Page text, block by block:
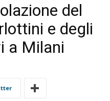
del
e degli
a Milani